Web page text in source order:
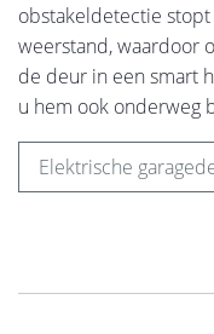
obstakeldetectie
weerstand, waardoor
de deur in een smart
u hem ook onderweg
Elektrische